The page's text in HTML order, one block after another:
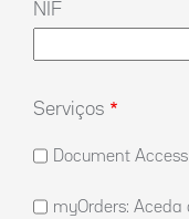
NIF
Serviços
Document Access
myOrders: Aceda